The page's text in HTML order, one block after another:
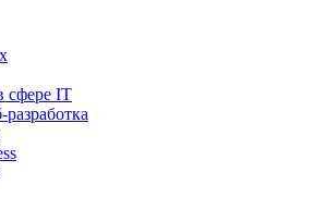
сфере IT